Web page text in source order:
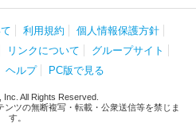
利用規約
個人情報保護方針
リンクについて
グループサイト
ヘルプ PC版で見る
All Rights Reserved.
ツの無断複写・転載・公衆送信等を禁じま
す。